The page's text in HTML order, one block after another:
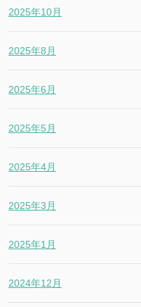
2025年10月
2025年8月
2025年6月
2025年5月
2025年4月
2025年3月
2025年1月
2024年12月